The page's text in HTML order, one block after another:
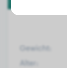
Gewicht:
Alter: